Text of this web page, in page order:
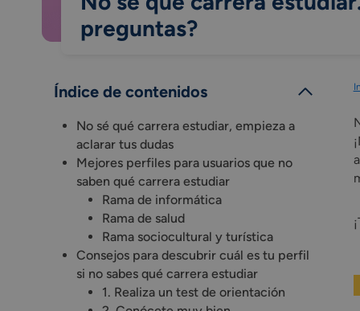
preguntas?
Índice de contenidos
No sé qué carrera estudiar, empieza a
aclarar tus dudas
Mejores perfiles para usuarios que no
saben qué carrera estudiar
Rama de informática
Rama de salud
Rama sociocultural y turística
Consejos para descubrir cuál es tu perfil
si no sabes qué carrera estudiar
1. Realiza un test de orientación